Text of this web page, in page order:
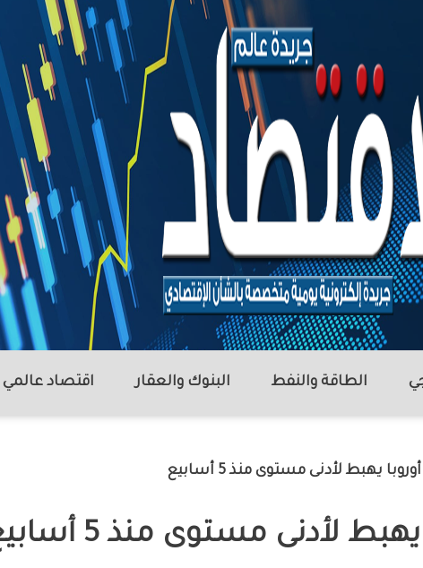
الطاقة والنفط البنوك والعقار اقتصاد عالمي
يهبط لأدنى مستوى منذ 5 أسابيع
لأدنى مستوى منذ 5 أسابيع